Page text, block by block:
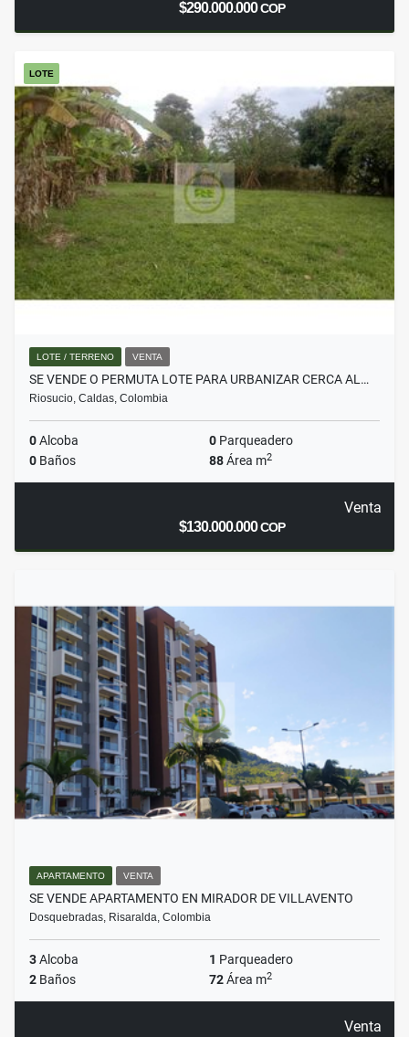
$290.000.000COP
LOTE
LOTE / TERRENO VENTA
SE VENDE O PERMUTA LOTE PARA URBANIZAR CERCA AL…
Riosucio, Caldas, Colombia
0Alcoba 0 Parqueadero
0 Baños 88Área m2
Venta
$130.000.000COP
APARTAMENTO VENTA
SE VENDE APARTAMENTO EN MIRADOR DE VILLAVENTO
Dosquebradas, Risaralda, Colombia
3Alcoba 1 Parqueadero
2 Baños 72Área m2
Venta